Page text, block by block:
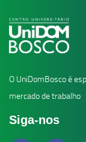
O UniDomBosco é
mercado de trabalho
Siga-nos